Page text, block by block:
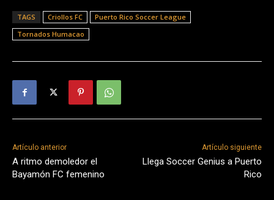
TAGS Criollos FC
Puerto Rico Soccer League
Tornados Humacao
Artículo anterior
A ritmo demoledor el
Bayamón FC femenino
Artículo siguiente
Llega Soccer Genius a Puerto
Rico